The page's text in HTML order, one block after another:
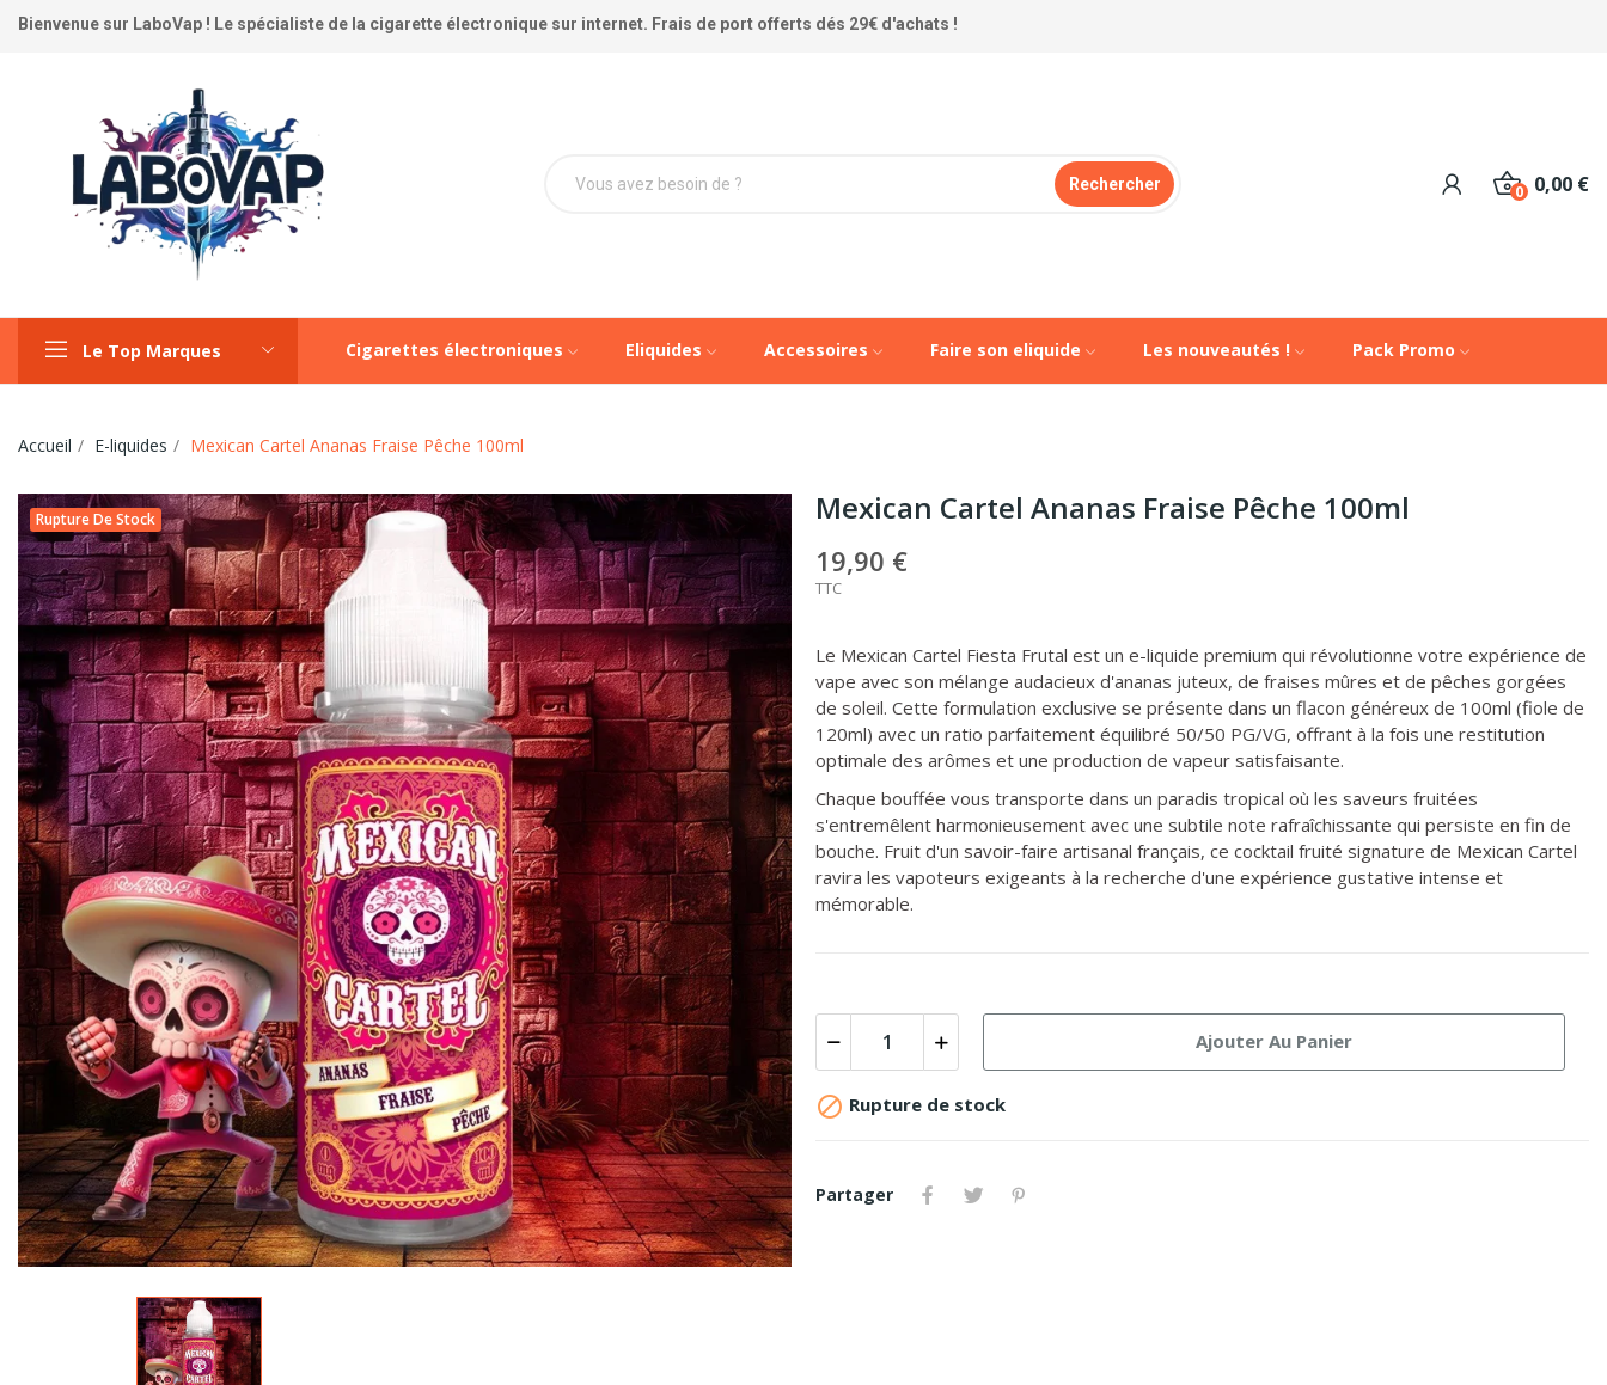
Bienvenue sur LaboVap ! Le spécialiste de la cigarette électronique sur internet. Frais de port offerts dés 29€ d'achats !
Rechercher 0,00 €
0
Le Top Marques Cigarettes électroniques Eliquides Accessoires Faire son eliquide Les nouveautés ! Pack Promo
Accueil E-liquides Mexican Cartel Ananas Fraise Pêche 100ml
Rupture De Stock Mexican Cartel Ananas Fraise Pêche 100ml
19,90 €
TTC
Le Mexican Cartel Fiesta Frutal est un e-liquide premium qui révolutionne votre expérience de
vape avec son mélange audacieux d'ananas juteux, de fraises mûres et de pêches gorgées
de soleil. Cette formulation exclusive se présente dans un flacon généreux de 100ml (fiole de
120ml) avec un ratio parfaitement équilibré 50/50 PG/VG, offrant à la fois une restitution
optimale des arômes et une production de vapeur satisfaisante.
Chaque bouffée vous transporte dans un paradis tropical où les saveurs fruitées
s'entremêlent harmonieusement avec une subtile note rafraîchissante qui persiste en fin de
bouche. Fruit d'un savoir-faire artisanal français, ce cocktail fruité signature de Mexican Cartel
ravira les vapoteurs exigeants à la recherche d'une expérience gustative intense et
mémorable.
Ajouter Au Panier
 Rupture de stock
Partager